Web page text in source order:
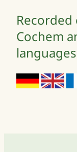
Cochem